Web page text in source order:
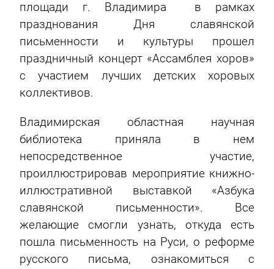
площади г. Владимира в рамках
празднования Дня славянской
письменности и культуры прошел
праздничный концерт «Ассамблея хоров»
с участием лучших детских хоровых
коллективов.
Владимирская областная научная
библиотека приняла в нем
непосредственное участие,
проиллюстрировав мероприятие книжно-
иллюстративной выставкой «Азбука
славянской письменности». Все
желающие смогли узнать, откуда есть
пошла письменность на Руси, о реформе
русского письма, ознакомиться с